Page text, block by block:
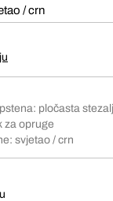
/ crn
pločasta
za opruge
svjetao / crn